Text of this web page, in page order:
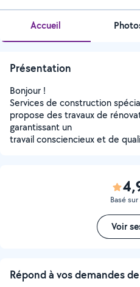
Accueil
Présentation
Bonjour !
Services de construction
propose des travaux de
garantissant un
travail consciencieux et de
Basé
Voir
Répond à vos demandes de